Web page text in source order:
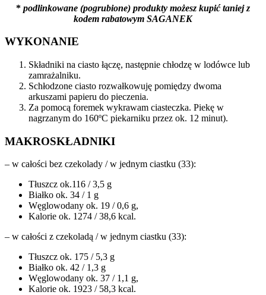
* podlinkowane (pogrubione) produkty możesz kupić taniej z
kodem rabatowym SAGANEK
WYKONANIE
Składniki na ciasto łączę, następnie chłodzę w lodówce lub
zamrażalniku.
Schłodzone ciasto rozwałkowuję pomiędzy dwoma
arkuszami papieru do pieczenia.
Za pomocą foremek wykrawam ciasteczka. Piekę w
nagrzanym do 160ºC piekarniku przez ok. 12 minut).
MAKROSKŁADNIKI
– w całości bez czekolady / w jednym ciastku (33):
Tłuszcz ok.116 / 3,5 g
Białko ok. 34 / 1 g
Węglowodany ok. 19 / 0,6 g,
Kalorie ok. 1274 / 38,6 kcal.
– w całości z czekoladą / w jednym ciastku (33):
Tłuszcz ok. 175 / 5,3 g
Białko ok. 42 / 1,3 g
Węglowodany ok. 37 / 1,1 g,
Kalorie ok. 1923 / 58,3 kcal.